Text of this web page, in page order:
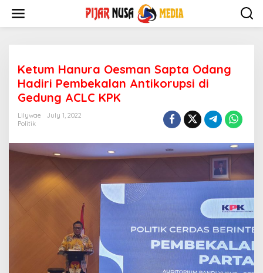
content
Ketum Hanura Oesman Sapta Odang
Hadiri Pembekalan Antikorupsi di
Gedung ACLC KPK
Lilywae
July 1, 2022
Politik